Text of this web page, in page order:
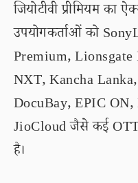
जियोटीवी प्रीमियम का
उपयोगकर्ताओं को
Premium,
NXT, Kancha
DocuBay, EPIC
JioCloud जैसे कई OTT
है।